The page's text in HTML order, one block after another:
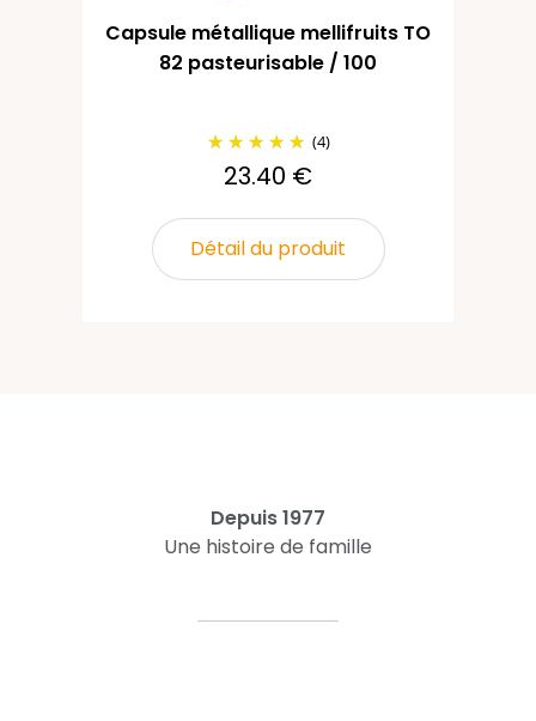
Capsule métallique mellifruits TO
82 pasteurisable / 100
(4)
23.40 €
Détail du produit
Depuis 1977
Une histoire de famille